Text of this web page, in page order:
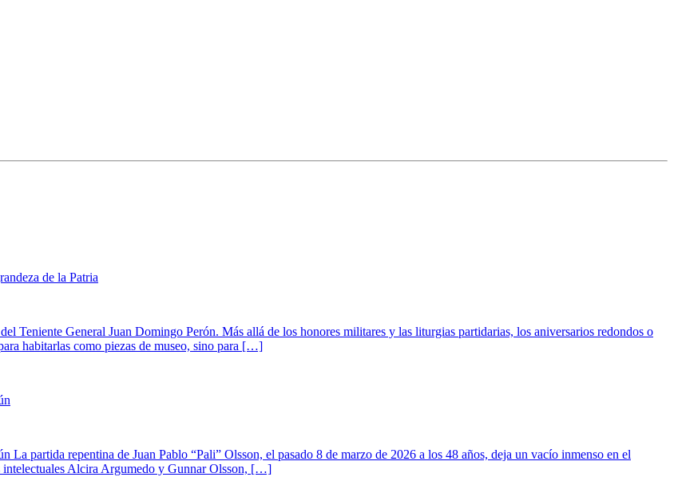
de la Patria
Teniente General Juan Domingo Perón. Más allá de los honores militares y las liturgias partidarias, los aniversarios redondos o
habitarlas como piezas de museo, sino para […]
partida repentina de Juan Pablo “Pali” Olsson, el pasado 8 de marzo de 2026 a los 48 años, deja un vacío inmenso en el
Alcira Argumedo y Gunnar Olsson, […]